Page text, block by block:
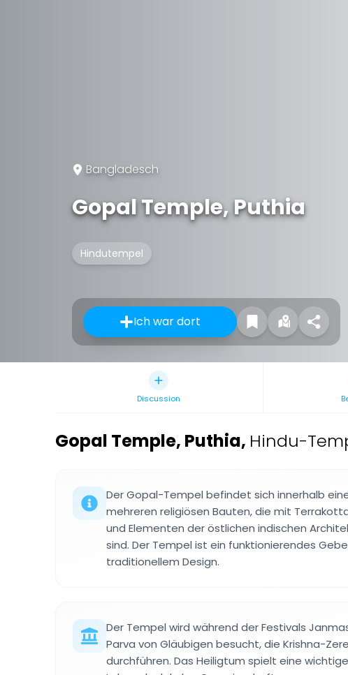
Bangladesch
Gopal Temple, Puthia
Hindutempel
Ich war dort
Discussion
Gopal Temple, Puthia, Hindu-
Der Gopal-Tempel befindet sich innerhalb
mehreren religiösen Bauten, die mit
und Elementen der östlichen indischen
sind. Der Tempel ist ein funktionierendes
traditionellem Design.
Der Tempel wird während der Festivals
Parva von Gläubigen besucht, die Krishna-
durchführen. Das Heiligtum spielt eine